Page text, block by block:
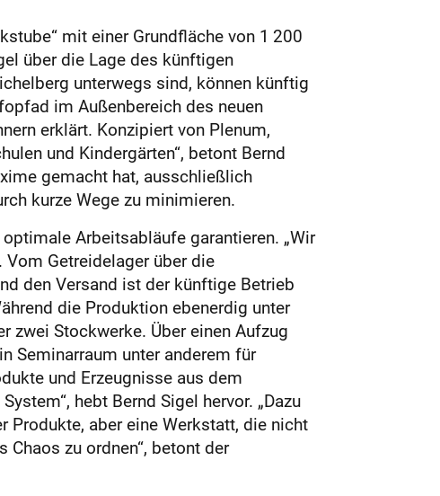
mit einer Grundfläche von 1 200
über die Lage des künftigen
unterwegs sind, können künftig
im Außenbereich des neuen
erklärt. Konzipiert von Plenum,
und Kindergärten“, betont Bernd
gemacht hat, ausschließlich
kurze Wege zu minimieren.
Arbeitsabläufe garantieren. „Wir
Vom Getreidelager über die
den Versand ist der künftige Betrieb
die Produktion ebenerdig unter
zwei Stockwerke. Über einen Aufzug
Seminarraum unter anderem für
und Erzeugnisse aus dem
hebt Bernd Sigel hervor. „Dazu
Produkte, aber eine Werkstatt, die nicht
zu ordnen“, betont der